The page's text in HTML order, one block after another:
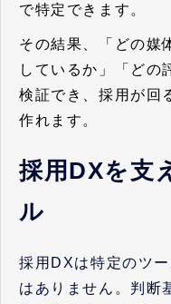
で特定できます。
その結果、「どの媒
しているか」「どの
検証でき、採用が回
作れます。
採用DXを支
ル
採用DXは特定のツ
はありません。判断